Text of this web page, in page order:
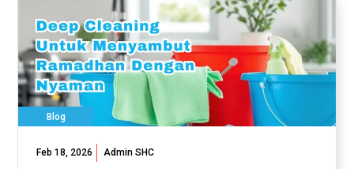
Blog
Feb 18, 2026 Admin SHC